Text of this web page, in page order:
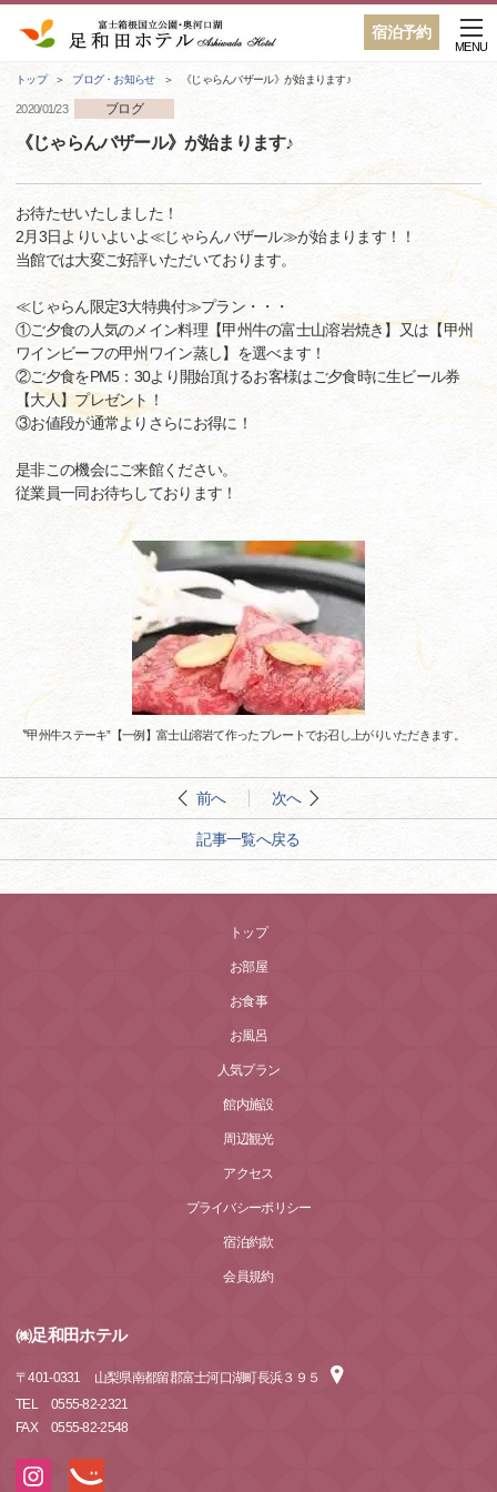
宿泊予約
MENU
トップ ブログ・お知らせ 《じゃらんバザール》が始まります♪
2020/01/23 ブログ
《じゃらんバザール》が始まります♪
お待たせいたしました！
2月3日よりいよいよ≪じゃらんバザール≫が始まります！！
当館では大変ご好評いただいております。
≪じゃらん限定3大特典付≫プラン・・・
①ご夕食の人気のメイン料理【甲州牛の富士山溶岩焼き】又は【甲州
ワインビーフの甲州ワイン蒸し】を選べます！
②ご夕食をPM5：30より開始頂けるお客様はご夕食時に生ビール券
【大人】プレゼント！
③お値段が通常よりさらにお得に！
是非この機会にご来館ください。
従業員一同お待ちしております！
〝甲州牛ステーキ”【一例】富士山溶岩て作ったプレートでお召し上がりいただきます。
前へ 次へ
記事一覧へ戻る
トップ
お部屋
お食事
お風呂
人気プラン
館内施設
周辺観光
アクセス
プライバシーポリシー
宿泊約款
会員規約
㈱足和田ホテル
〒401-0331
山梨県南都留郡富士河口湖町長浜３９５
TEL
0555-82-2321
FAX
0555-82-2548